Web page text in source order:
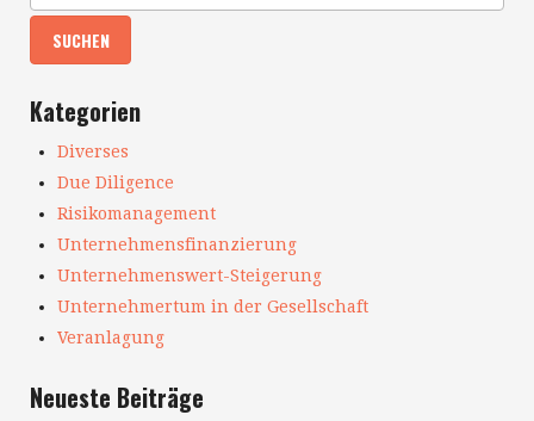
Kategorien
Diverses
Due Diligence
Risikomanagement
Unternehmensfinanzierung
Unternehmenswert-Steigerung
Unternehmertum in der Gesellschaft
Veranlagung
Neueste Beiträge